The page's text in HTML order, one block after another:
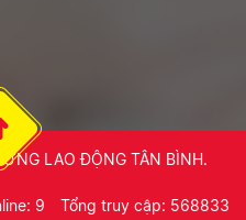
LAO ĐỘNG TÂN BÌNH.
9
Tổng truy cập: 568833